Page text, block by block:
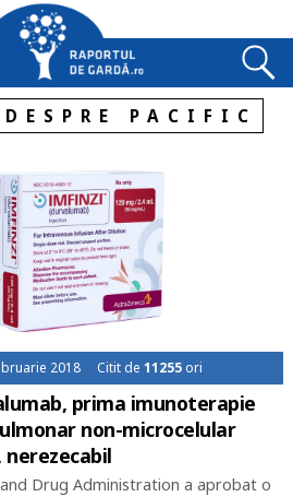
PACIFIC
2018 Citit de11255 ori
prima imunoterapie
non-microcelular
nerezecabil
Drug Administration a aprobat o